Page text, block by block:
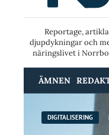
Reportage,
djupdykningar och
näringslivet i
ÄMNEN
DIGITALISERING